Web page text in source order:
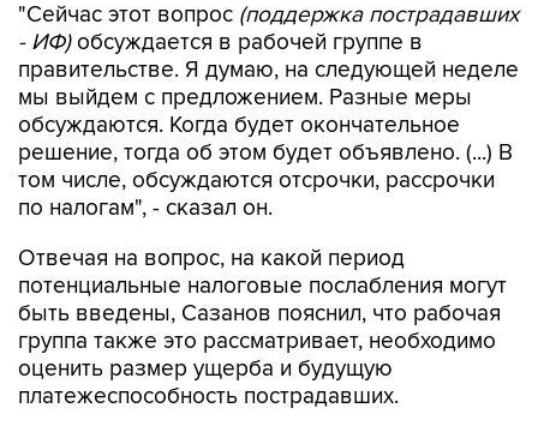
"Сейчас этот вопрос (поддержка пострадавших
- ИФ)обсуждается в рабочей группе в
правительстве. Я думаю, на следующей неделе
мы выйдем с предложением. Разные меры
обсуждаются. Когда будет окончательное
решение, тогда об этом будет объявлено. (...) В
том числе, обсуждаются отсрочки, рассрочки
по налогам", - сказал он.
Отвечая на вопрос, на какой период
потенциальные налоговые послабления могут
быть введены, Сазанов пояснил, что рабочая
группа также это рассматривает, необходимо
оценить размер ущерба и будущую
платежеспособность пострадавших.